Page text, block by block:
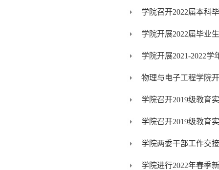
学院召开2022届本科
学院开展2022届毕业
学院开展2021-2022
物理与电子工程学院
学院召开2019级教育
学院召开2019级教育
学院两委干部工作交
学院进行2022年春季